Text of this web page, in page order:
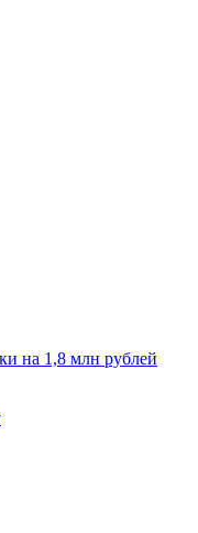
на 1,8 млн рублей